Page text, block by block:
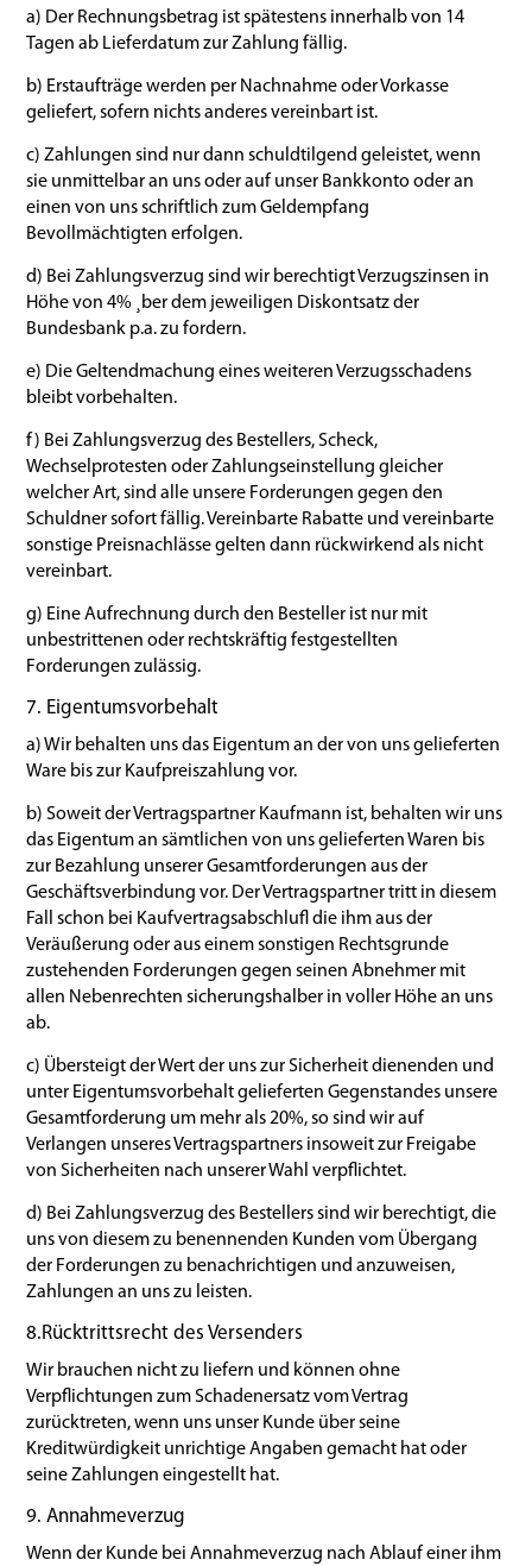
a) Der Rechnungsbetrag ist spätestens innerhalb von 14
Tagen ab Lieferdatum zur Zahlung fällig.
b) Erstaufträge werden per Nachnahme oder Vorkasse
geliefert, sofern nichts anderes vereinbart ist.
c) Zahlungen sind nur dann schuldtilgend geleistet, wenn
sie unmittelbar an uns oder auf unser Bankkonto oder an
einen von uns schriftlich zum Geldempfang
Bevollmächtigten erfolgen.
d) Bei Zahlungsverzug sind wir berechtigt Verzugszinsen in
Höhe von 4% ¸ber dem jeweiligen Diskontsatz der
Bundesbank p.a. zu fordern.
e) Die Geltendmachung eines weiteren Verzugsschadens
bleibt vorbehalten.
f) Bei Zahlungsverzug des Bestellers, Scheck,
Wechselprotesten oder Zahlungseinstellung gleicher
welcher Art, sind alle unsere Forderungen gegen den
Schuldner sofort fällig. Vereinbarte Rabatte und vereinbarte
sonstige Preisnachlässe gelten dann rückwirkend als nicht
vereinbart.
g) Eine Aufrechnung durch den Besteller ist nur mit
unbestrittenen oder rechtskräftig festgestellten
Forderungen zulässig.
7. Eigentumsvorbehalt
a) Wir behalten uns das Eigentum an der von uns gelieferten
Ware bis zur Kaufpreiszahlung vor.
b) Soweit der Vertragspartner Kaufmann ist, behalten wir uns
das Eigentum an sämtlichen von uns gelieferten Waren bis
zur Bezahlung unserer Gesamtforderungen aus der
Geschäftsverbindung vor. Der Vertragspartner tritt in diesem
Fall schon bei Kaufvertragsabschluﬂ die ihm aus der
Veräußerung oder aus einem sonstigen Rechtsgrunde
zustehenden Forderungen gegen seinen Abnehmer mit
allen Nebenrechten sicherungshalber in voller Höhe an uns
ab.
c) Übersteigt der Wert der uns zur Sicherheit dienenden und
unter Eigentumsvorbehalt gelieferten Gegenstandes unsere
Gesamtforderung um mehr als 20%, so sind wir auf
Verlangen unseres Vertragspartners insoweit zur Freigabe
von Sicherheiten nach unserer Wahl verpflichtet.
d) Bei Zahlungsverzug des Bestellers sind wir berechtigt, die
uns von diesem zu benennenden Kunden vom Übergang
der Forderungen zu benachrichtigen und anzuweisen,
Zahlungen an uns zu leisten.
8.Rücktrittsrecht des Versenders
Wir brauchen nicht zu liefern und können ohne
Verpflichtungen zum Schadenersatz vom Vertrag
zurücktreten, wenn uns unser Kunde über seine
Kreditwürdigkeit unrichtige Angaben gemacht hat oder
seine Zahlungen eingestellt hat.
9. Annahmeverzug
Wenn der Kunde bei Annahmeverzug nach Ablauf einer ihm